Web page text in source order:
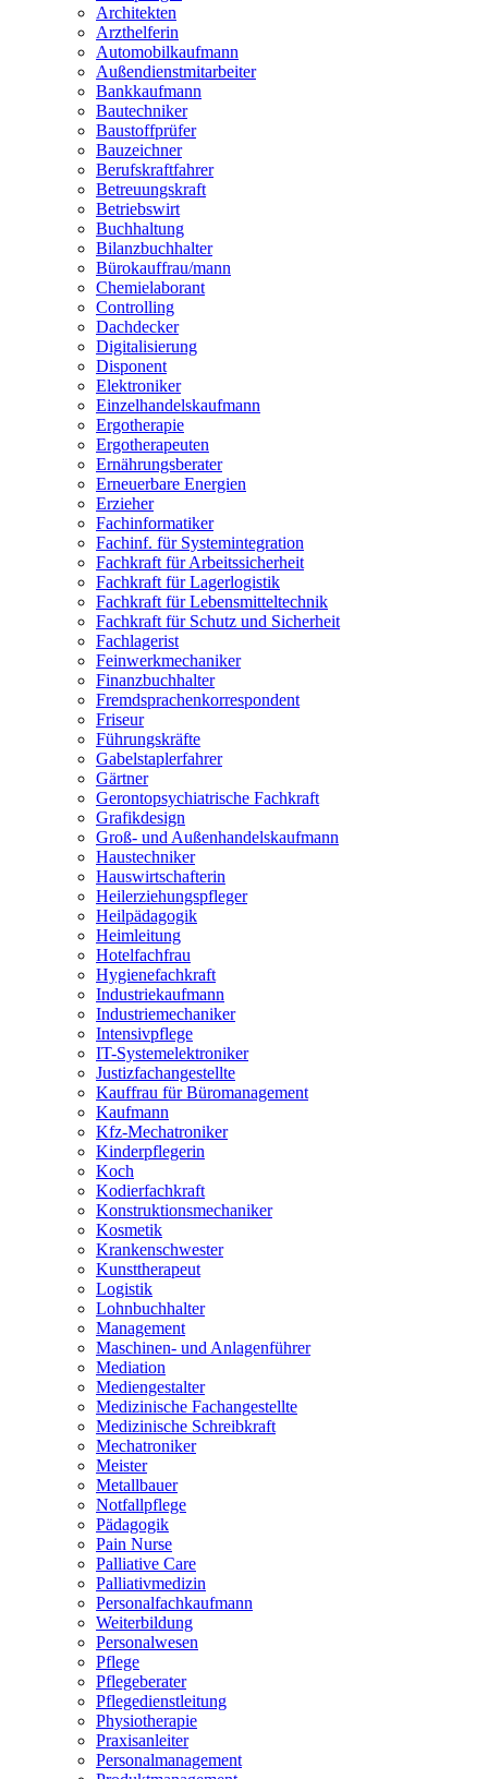
Verwaltungsfachangestellte
Webdesigner
Werkstoffprüfer
Zahntechniker
Zerspanungsmechaniker
Zollbeamter
Zweiradmechaniker
Architekten
Arzthelferin
Automobilkaufmann
Außendienstmitarbeiter
Bankkaufmann
Bautechniker
Baustoffprüfer
Bauzeichner
Berufskraftfahrer
Betreuungskraft
Betriebswirt
Buchhaltung
Bilanzbuchhalter
Bürokauffrau/mann
Chemielaborant
Controlling
Dachdecker
Digitalisierung
Disponent
Elektroniker
Einzelhandelskaufmann
Ergotherapie
Ergotherapeuten
Ernährungsberater
Erneuerbare Energien
Erzieher
Fachinformatiker
Fachinf. für Systemintegration
Fachkraft für Arbeitssicherheit
Fachkraft für Lagerlogistik
Fachkraft für Lebensmitteltechnik
Fachkraft für Schutz und Sicherheit
Fachlagerist
Feinwerkmechaniker
Finanzbuchhalter
Fremdsprachenkorrespondent
Friseur
Führungskräfte
Gabelstaplerfahrer
Gärtner
Gerontopsychiatrische Fachkraft
Grafikdesign
Groß- und Außenhandelskaufmann
Haustechniker
Hauswirtschafterin
Heilerziehungspfleger
Heilpädagogik
Heimleitung
Hotelfachfrau
Hygienefachkraft
Industriekaufmann
Industriemechaniker
Intensivpflege
IT-Systemelektroniker
Justizfachangestellte
Kauffrau für Büromanagement
Kaufmann
Kfz-Mechatroniker
Kinderpflegerin
Koch
Kodierfachkraft
Konstruktionsmechaniker
Kosmetik
Krankenschwester
Kunsttherapeut
Logistik
Lohnbuchhalter
Management
Maschinen- und Anlagenführer
Mediation
Mediengestalter
Medizinische Fachangestellte
Medizinische Schreibkraft
Mechatroniker
Meister
Metallbauer
Notfallpflege
Pädagogik
Pain Nurse
Palliative Care
Palliativmedizin
Personalfachkaufmann
Weiterbildung
Personalwesen
Pflege
Pflegeberater
Pflegedienstleitung
Physiotherapie
Praxisanleiter
Personalmanagement